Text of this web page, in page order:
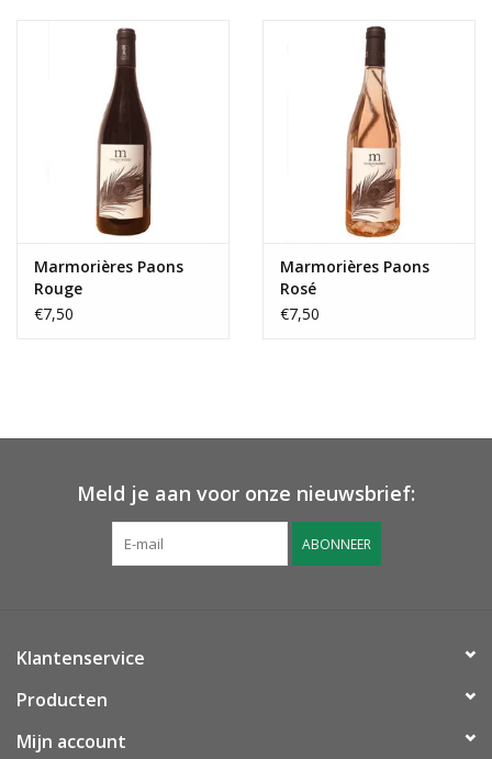
Marmorières Paons
Rouge
€7,50
Marmorières Paons
Rosé
€7,50
Meld je aan voor onze nieuwsbrief:
ABONNEER
Klantenservice
Producten
Mijn account